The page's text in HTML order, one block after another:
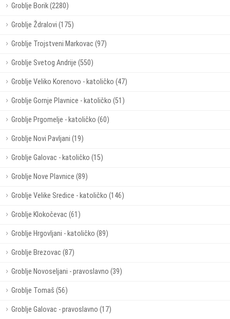
Groblje Borik (2280)
Groblje Ždralovi (175)
Groblje Trojstveni Markovac (97)
Groblje Svetog Andrije (550)
Groblje Veliko Korenovo - katoličko (47)
Groblje Gornje Plavnice - katoličko (51)
Groblje Prgomelje - katoličko (60)
Groblje Novi Pavljani (19)
Groblje Galovac - katoličko (15)
Groblje Nove Plavnice (89)
Groblje Velike Sredice - katoličko (146)
Groblje Klokočevac (61)
Groblje Hrgovljani - katoličko (89)
Groblje Brezovac (87)
Groblje Novoseljani - pravoslavno (39)
Groblje Tomaš (56)
Groblje Galovac - pravoslavno (17)